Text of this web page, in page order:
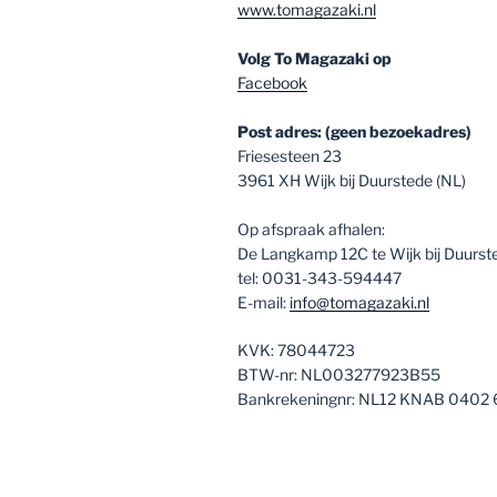
www.tomagazaki.nl
Volg To Magazaki op
Facebook
Post adres: (geen bezoekadres)
Friesesteen 23
3961 XH Wijk bij Duurstede (NL)
Op afspraak afhalen:
De Langkamp 12C te Wijk bij
tel: 0031-343-594447
E-mail: info@tomagazaki.nl
KVK: 78044723
BTW-nr: NL003277923B55
Bankrekeningnr: NL12 KNAB 0402